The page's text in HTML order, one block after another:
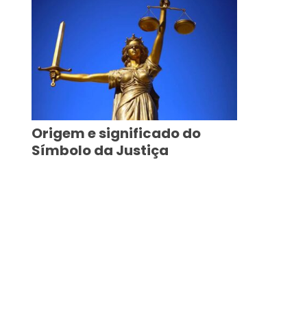
Origem e significado do
Símbolo da Justiça